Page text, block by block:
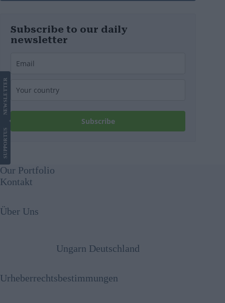
Subscribe to our daily
newsletter
Subscribe
SUPPORT
US
NEWS
LETTER
Our Portfolio
Kontakt
Über Uns
Ungarn Deutschland
Urheberrechtsbestimmungen